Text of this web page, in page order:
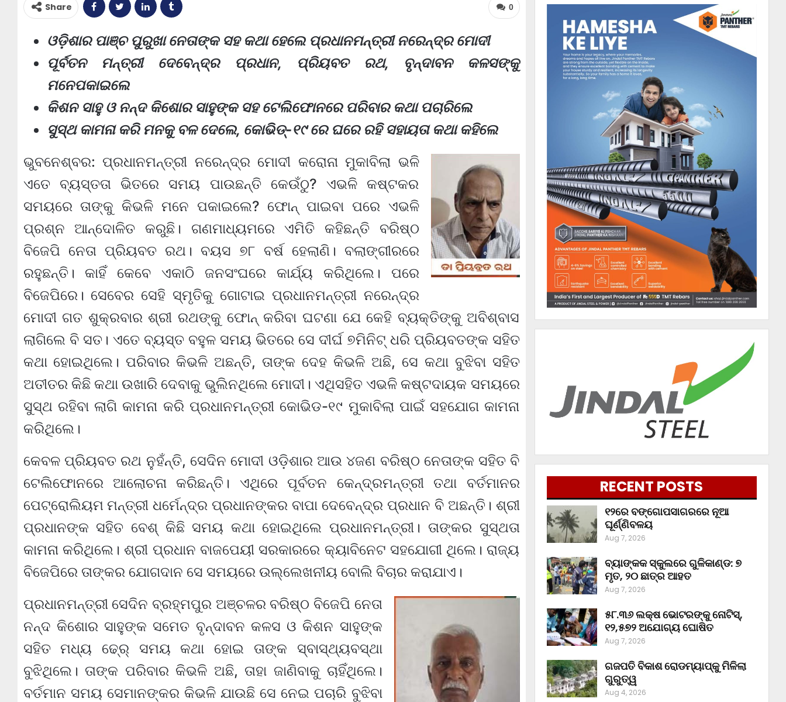
0
Share
ଓଡ଼ିଶାର ପାଞ୍ଚ ପୁରୁଖା ନେତାଙ୍କ ସହ କଥା ହେଲେ ପ୍ରଧାନମନ୍ତ୍ରୀ ନରେନ୍ଦ୍ର ମୋଦୀ
ପୂର୍ବତନ ମନ୍ତ୍ରୀ ଦେବେନ୍ଦ୍ର ପ୍ରଧାନ, ପ୍ରିୟବତ ରଥ, ବୃନ୍ଦାବନ କଳସଙ୍କୁ
ମନେପକାଇଲେ
କିଶନ ସାହୁ ଓ ନନ୍ଦ କିଶୋର ସାହୁଙ୍କ ସହ ଟେଲିଫୋନରେ ପରିବାର କଥା ପଚାରିଲେ
ସୁସ୍ଥ କାମନା କରି ମନକୁ ବଳ ଦେଲେ, କୋଭିଡ୍-୧୯ ରେ ଘରେ ରହି ସହାୟତା କଥା କହିଲେ
ଭୁବନେଶ୍ବର: ପ୍ରଧାନମନ୍ତ୍ରୀ ନରେନ୍ଦ୍ର ମୋଦୀ କରୋନା ମୁକାବିଲା ଭଳି
ଏତେ ବ୍ୟସ୍ତତା ଭିତରେ ସମୟ ପାଉଛନ୍ତି କେଉଁଠୁ? ଏଭଳି କଷ୍ଟକର
ସମୟରେ ତାଙ୍କୁ କିଭଳି ମନେ ପକାଇଲେ? ଫୋନ୍ ପାଇବା ପରେ ଏଭଳି
ପ୍ରଶ୍ନ ଆନ୍ଦୋଳିତ କରୁଛି। ଗଣମାଧ୍ୟମରେ ଏମିତି କହିଛନ୍ତି ବରିଷ୍ଠ
ବିଜେପି ନେତା ପ୍ରିୟବତ ରଥ। ବୟସ ୭୮ ବର୍ଷ ହେଲାଣି। ବଲାଙ୍ଗୀରରେ
ରହୁଛନ୍ତି। କାହିଁ କେବେ ଏକାଠି ଜନସଂଘରେ କାର୍ଯ୍ୟ କରିଥିଲେ। ପରେ
ବିଜେପିରେ। ସେବେର ସେହି ସ୍ମୃତିକୁ ଗୋଟାଇ ପ୍ରଧାନମନ୍ତ୍ରୀ ନରେନ୍ଦ୍ର
ମୋଦୀ ଗତ ଶୁକ୍ରବାର ଶ୍ରୀ ରଥଙ୍କୁ ଫୋନ୍ କରିବା ଘଟଣା ଯେ କେହି ବ୍ୟକ୍ତିଙ୍କୁ ଅବିଶ୍ବାସ
ଲାଗିଲେ ବି ସତ। ଏତେ ବ୍ୟସ୍ତ ବହୁଳ ସମୟ ଭିତରେ ସେ ଦୀର୍ଘ ୭ମିନିଟ୍ ଧରି ପ୍ରିୟବତଙ୍କ ସହିତ
କଥା ହୋଇଥିଲେ। ପରିବାର କିଭଳି ଅଛନ୍ତି, ତାଙ୍କ ଦେହ କିଭଳି ଅଛି, ସେ କଥା ବୁଝିବା ସହିତ
ଅତୀତର କିଛି କଥା ଉଖାରି ଦେବାକୁ ଭୁଲିନଥିଲେ ମୋଦୀ। ଏଥିସହିତ ଏଭଳି କଷ୍ଟଦାୟକ ସମୟରେ
ସୁସ୍ଥ ରହିବା ଲାଗି କାମନା କରି ପ୍ରଧାନମନ୍ତ୍ରୀ କୋଭିଡ-୧୯ ମୁକାବିଲା ପାଇଁ ସହଯୋଗ କାମନା
କରିଥିଲେ।
କେବଳ ପ୍ରିୟବତ ରଥ ନୁହଁନ୍ତି, ସେଦିନ ମୋଦୀ ଓଡ଼ିଶାର ଆଉ ୪ଜଣ ବରିଷ୍ଠ ନେତାଙ୍କ ସହିତ ବି
ଟେଲିଫୋନରେ ଆଲୋଚନା କରିଛନ୍ତି। ଏଥିରେ ପୂର୍ବତନ କେନ୍ଦ୍ରମନ୍ତ୍ରୀ ତଥା ବର୍ତମାନର
ପେଟ୍ରୋଲିୟମ ମନ୍ତ୍ରୀ ଧର୍ମେନ୍ଦ୍ର ପ୍ରଧାନଙ୍କର ବାପା ଦେବେନ୍ଦ୍ର ପ୍ରଧାନ ବି ଅଛନ୍ତି। ଶ୍ରୀ
ପ୍ରଧାନଙ୍କ ସହିତ ବେଶ୍ କିଛି ସମୟ କଥା ହୋଇଥିଲେ ପ୍ରଧାନମନ୍ତ୍ରୀ। ତାଙ୍କର ସୁସ୍ଥତା
କାମନା କରିଥିଲେ। ଶ୍ରୀ ପ୍ରଧାନ ବାଜପେୟୀ ସରକାରରେ କ୍ୟାବିନେଟ ସହଯୋଗୀ ଥିଲେ। ରାଜ୍ୟ
ବିଜେପିରେ ତାଙ୍କର ଯୋଗଦାନ ସେ ସମୟରେ ଉଲ୍ଲେଖନୀୟ ବୋଲି ବିଚାର କରାଯାଏ।
ପ୍ରଧାନମନ୍ତ୍ରୀ ସେଦିନ ବ୍ରହ୍ମପୁର ଅଞ୍ଚଳର ବରିଷ୍ଠ ବିଜେପି ନେତା
ନନ୍ଦ କିଶୋର ସାହୁଙ୍କ ସମେତ ବୃନ୍ଦାବନ କଳସ ଓ କିଶନ ସାହୁଙ୍କ
ସହିତ ମଧ୍ୟ ଢେ୍ର୍ ସମୟ କଥା ହୋଇ ତାଙ୍କ ସ୍ବାସ୍ଥ୍ୟବସ୍ଥା
ବୁଝିଥିଲେ। ତାଙ୍କ ପରିବାର କିଭଳି ଅଛି, ତାହା ଜାଣିବାକୁ ଚାହିଁଥିଲେ।
ବର୍ତମାନ ସମୟ ସେମାନଙ୍କର କିଭଳି ଯାଉଛି ସେ ନେଇ ପଚାରି ବୁଝିବା
RECENT POSTS
୧୨ରେ ବଙ୍ଗୋପସାଗରରେ ନୂଆ
ଘୂର୍ଣ୍ଣିବଳୟ
Aug 7, 2026
ବ୍ୟାଙ୍କକ ସ୍କୁଲରେ ଗୁଳିକାଣ୍ଡ: ୭
ମୃତ, ୨୦ ଛାତ୍ର ଆହତ
Aug 7, 2026
୫୮.୩୬ ଲକ୍ଷ ଭୋଟରଙ୍କୁ ନୋଟିସ୍‌,
୧୨,୫୭୨ ଅଯୋଗ୍ୟ ଘୋଷିତ
Aug 7, 2026
ଗଜପତି ବିକାଶ ରୋଡମ୍ୟାପ୍‌କୁ ମିଳିଲା
ଗୁରୁତ୍ୱ
Aug 4, 2026